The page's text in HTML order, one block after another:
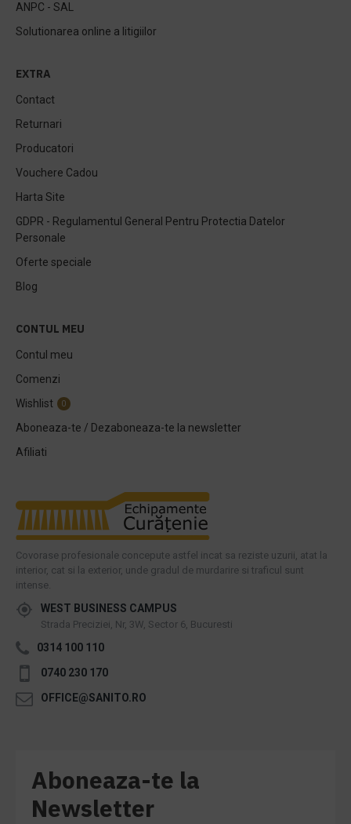
ANPC - SAL
Solutionarea online a litigiilor
EXTRA
Contact
Returnari
Producatori
Vouchere Cadou
Harta Site
GDPR - Regulamentul General Pentru Protectia Datelor
Personale
Oferte speciale
Blog
CONTUL MEU
Contul meu
Comenzi
Wishlist
0
Aboneaza-te / Dezaboneaza-te la newsletter
Afiliati
Covorase profesionale concepute astfel incat sa reziste uzurii, atat la
interior, cat si la exterior, unde gradul de murdarire si traficul sunt
intense.
WEST BUSINESS CAMPUS
Strada Preciziei, Nr, 3W, Sector 6, Bucuresti
0314 100 110
0740 230 170
OFFICE@SANITO.RO
Aboneaza-te la
Newsletter